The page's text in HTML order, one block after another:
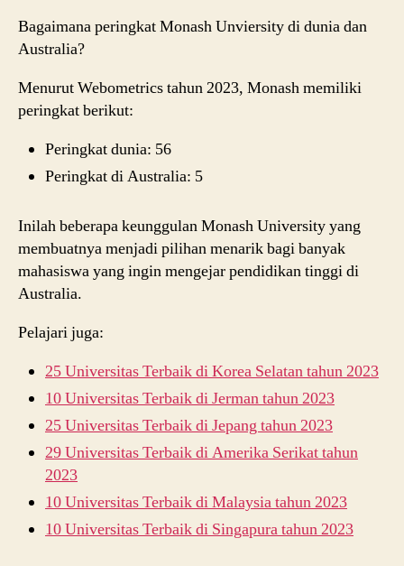
Bagaimana peringkat Monash Unviersity di dunia dan
Australia?
Menurut Webometrics tahun 2023, Monash memiliki
peringkat berikut:
Peringkat dunia: 56
Peringkat di Australia: 5
Inilah beberapa keunggulan Monash University yang
membuatnya menjadi pilihan menarik bagi banyak
mahasiswa yang ingin mengejar pendidikan tinggi di
Australia.
Pelajari juga:
25 Universitas Terbaik di Korea Selatan tahun 2023
10 Universitas Terbaik di Jerman tahun 2023
25 Universitas Terbaik di Jepang tahun 2023
29 Universitas Terbaik di Amerika Serikat tahun
2023
10 Universitas Terbaik di Malaysia tahun 2023
10 Universitas Terbaik di Singapura tahun 2023